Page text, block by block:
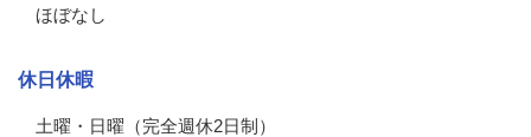
ほぼなし
休日休暇
土曜・日曜（完全週休2日制）